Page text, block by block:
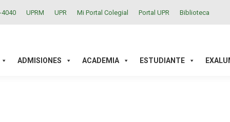
4040 UPRM UPR Mi Portal Colegial Portal UPR Biblioteca
ADMISIONES ACADEMIA ESTUDIANTE